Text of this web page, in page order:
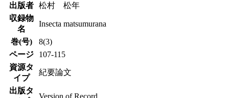
出版者
松村 松年
収録物
名
Insecta matsumurana
巻(号)
8(3)
ページ
107-115
資源タ
イプ
紀要論文
出版タ
Version of Record